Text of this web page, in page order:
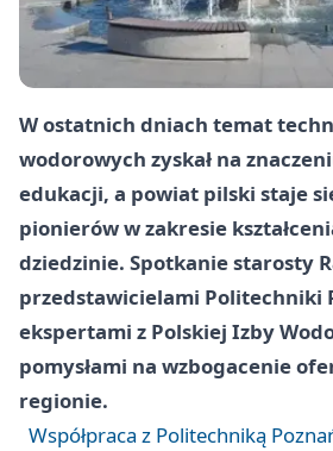
W ostatnich dniach temat
wodorowych zyskał na
edukacji, a powiat pilski staje
pionierów w zakresie
dziedzinie. Spotkanie starosty
przedstawicielami Politechniki
ekspertami z Polskiej Izby
pomysłami na wzbogacenie
regionie.
Współpraca z Politechniką